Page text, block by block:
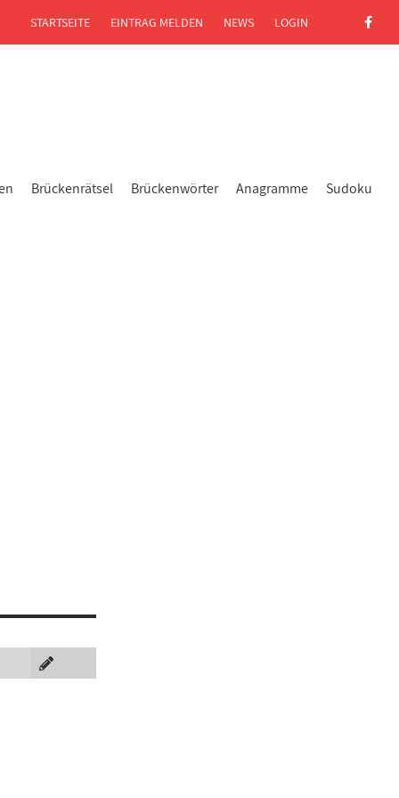
Brückenrätsel Brückenwörter Anagramme Sudoku
STARTSEITE EINTRAG MELDEN NEWS LOGIN